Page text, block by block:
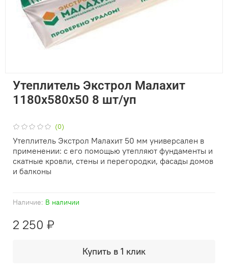
(0)
Наличие: В наличии
Утеплитель Экстрол Малахит
1180х580х50 8 шт/уп
2 250 ₽
Купить в 1 клик
Утеплитель Экстрол Малахит 50 мм универсален в
применении: с его помощью утепляют фундаменты и
скатные кровли, стены и перегородки, фасады домов
и балконы